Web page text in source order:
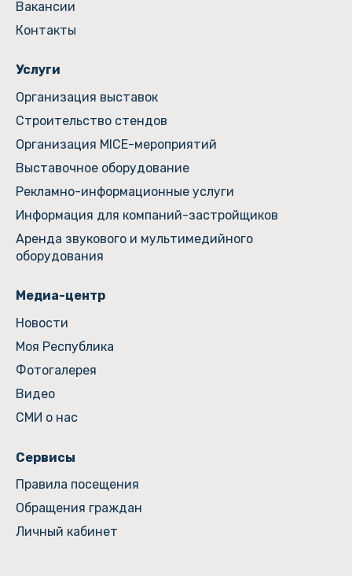
Вакансии
Контакты
Услуги
Организация выставок
Строительство стендов
Организация MICE-мероприятий
Выставочное оборудование
Рекламно-информационные услуги
Информация для компаний-застройщиков
Аренда звукового и мультимедийного
оборудования
Медиа-центр
Новости
Моя Республика
Фотогалерея
Видео
СМИ о нас
Сервисы
Правила посещения
Обращения граждан
Личный кабинет